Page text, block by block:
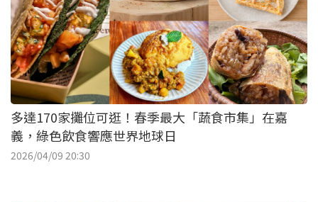
多達170家攤位可逛！春季最大「蔬食市集」在嘉
義，綠色飲食響應世界地球日
2026/04/09 20:30